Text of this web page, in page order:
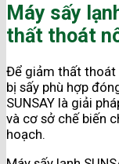
Máy sấy
thất thoát
Để giảm thất thoát
bị sấy phù hợp
SUNSAY là giải
và cơ sở chế biến
hoạch.